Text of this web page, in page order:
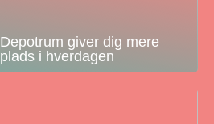
Depotrum giver dig mere
plads i hverdagen